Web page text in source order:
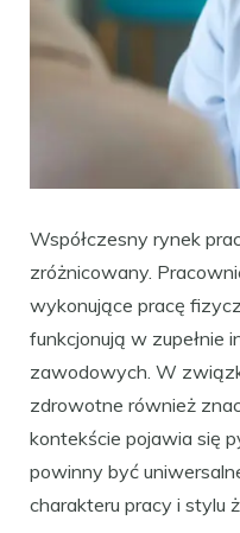
Współczesny rynek
zróżnicowany.
wykonujące pracę
funkcjonują w zupełnie
zawodowych. W
zdrowotne również
kontekście pojawia się
powinny być
charakteru pracy i stylu